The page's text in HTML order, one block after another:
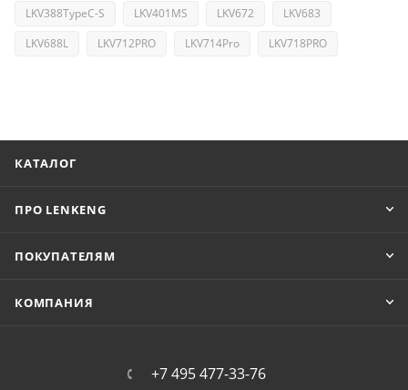
LKV388TypeC-S
LKV401MS LKV672
LKV683
LKV688L
LKV712PRO LKV714Pro LKV718PRO
КАТАЛОГ
ПРО LENKENG
ПОКУПАТЕЛЯМ
КОМПАНИЯ
+7 495 477-33-76